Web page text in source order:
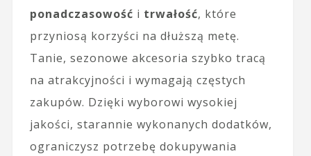
ponadczasowość i trwałość, które
przyniosą korzyści na dłuższą metę.
Tanie, sezonowe akcesoria szybko tracą
na atrakcyjności i wymagają częstych
zakupów. Dzięki wyborowi wysokiej
jakości, starannie wykonanych dodatków,
ograniczysz potrzebę dokupywania